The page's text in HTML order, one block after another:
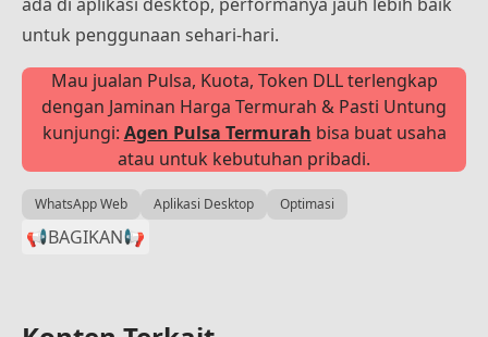
untuk penggunaan sehari-hari.
Mau jualan Pulsa, Kuota, Token DLL terlengkap
dengan Jaminan Harga Termurah & Pasti Untung
kunjungi: Agen Pulsa Termurah bisa buat usaha
atau untuk kebutuhan pribadi.
WhatsApp Web Aplikasi Desktop Optimasi
📢BAGIKAN📢